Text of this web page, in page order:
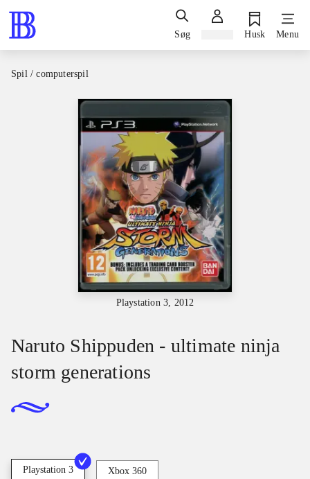
Søg Husk Menu
Spil / computerspil
Playstation 3, 2012
Naruto Shippuden - ultimate ninja
storm generations
Playstation 3 Xbox 360